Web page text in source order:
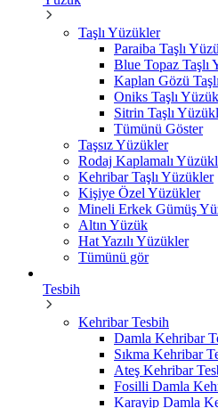
Taşlı Yüzükler
Paraiba Taşlı
Blue Topaz Taşlı
Kaplan Gözü
Oniks Taşlı
Sitrin Taşlı
Tümünü Göster
Taşsız Yüzükler
Rodaj Kaplamalı
Kehribar Taşlı Yüzükler
Kişiye Özel Yüzükler
Mineli Erkek Gümüş
Altın Yüzük
Hat Yazılı Yüzükler
Tümünü gör
Tesbih
Kehribar Tesbih
Damla Kehribar
Sıkma Kehribar
Ateş Kehribar
Fosilli Damla
Karayip Damla